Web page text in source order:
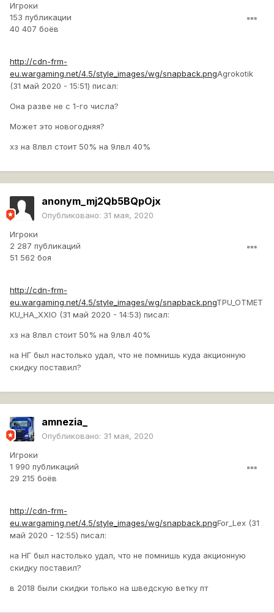
Игроки
153 публикации
40 407 боёв
http://cdn-frm-
eu.wargaming.net/4.5/style_images/wg/snapback.pngAgrokotik
(31 май 2020 - 15:51) писал:
Она разве не с 1-го числа?
Может это новогодняя?
хз на 8лвл стоит 50% на 9лвл 40%
anonym_mj2Qb5BQpOjx
Опубликовано: 31 мая, 2020
Игроки
2 287 публикаций
51 562 боя
http://cdn-frm-
eu.wargaming.net/4.5/style_images/wg/snapback.pngTPU_OTMET
KU_HA_XXIO (31 май 2020 - 14:53) писал:
хз на 8лвл стоит 50% на 9лвл 40%
на НГ был настолько удал, что не помнишь куда акционную
скидку поставил?
amnezia_
Опубликовано: 31 мая, 2020
Игроки
1 990 публикаций
29 215 боёв
http://cdn-frm-
eu.wargaming.net/4.5/style_images/wg/snapback.pngFor_Lex (31
май 2020 - 12:55) писал:
на НГ был настолько удал, что не помнишь куда акционную
скидку поставил?
в 2018 были скидки только на шведскую ветку пт